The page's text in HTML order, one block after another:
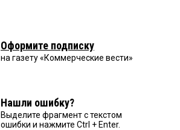
Оформите подписку
на газету «Коммерческие вести»
Нашли ошибку?
Выделите фрагмент с текстом
ошибки и нажмите Ctrl + Enter.